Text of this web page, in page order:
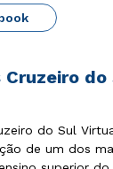
do
do Sul
de um dos